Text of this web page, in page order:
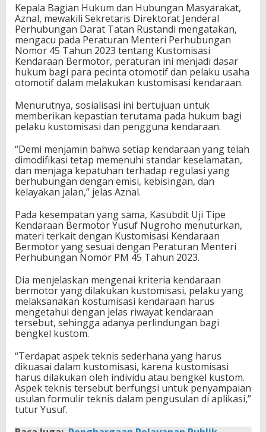
Kepala Bagian Hukum dan Hubungan Masyarakat,
Aznal, mewakili Sekretaris Direktorat Jenderal
Perhubungan Darat Tatan Rustandi mengatakan,
mengacu pada Peraturan Menteri Perhubungan
Nomor 45 Tahun 2023 tentang Kustomisasi
Kendaraan Bermotor, peraturan ini menjadi dasar
hukum bagi para pecinta otomotif dan pelaku usaha
otomotif dalam melakukan kustomisasi kendaraan.
Menurutnya, sosialisasi ini bertujuan untuk
memberikan kepastian terutama pada hukum bagi
pelaku kustomisasi dan pengguna kendaraan.
“Demi menjamin bahwa setiap kendaraan yang telah
dimodifikasi tetap memenuhi standar keselamatan,
dan menjaga kepatuhan terhadap regulasi yang
berhubungan dengan emisi, kebisingan, dan
kelayakan jalan,” jelas Aznal.
Pada kesempatan yang sama, Kasubdit Uji Tipe
Kendaraan Bermotor Yusuf Nugroho menuturkan,
materi terkait dengan Kustomisasi Kendaraan
Bermotor yang sesuai dengan Peraturan Menteri
Perhubungan Nomor PM 45 Tahun 2023.
Dia menjelaskan mengenai kriteria kendaraan
bermotor yang dilakukan kustomisasi, pelaku yang
melaksanakan kostumisasi kendaraan harus
mengetahui dengan jelas riwayat kendaraan
tersebut, sehingga adanya perlindungan bagi
bengkel kustom.
“Terdapat aspek teknis sederhana yang harus
dikuasai dalam kustomisasi, karena kustomisasi
harus dilakukan oleh individu atau bengkel kustom.
Aspek teknis tersebut berfungsi untuk penyampaian
usulan formulir teknis dalam pengusulan di aplikasi,”
tutur Yusuf.